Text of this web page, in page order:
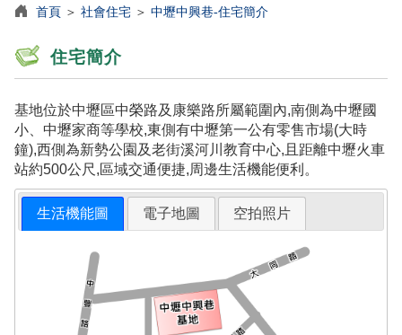
首頁 ＞ 社會住宅 ＞ 中壢中興巷-住宅簡介
住宅簡介
基地位於中壢區中榮路及康樂路所屬範圍內,南側為中壢國
小、中壢家商等學校,東側有中壢第一公有零售市場(大時
鐘),西側為新勢公園及老街溪河川教育中心,且距離中壢火車
站約500公尺,區域交通便捷,周邊生活機能便利。
生活機能圖 電子地圖 空拍照片